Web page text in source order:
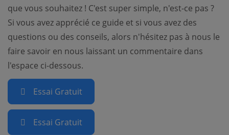
que vous souhaitez ! C'est super simple, n'est-ce pas ?
Si vous avez apprécié ce guide et si vous avez des
questions ou des conseils, alors n'hésitez pas à nous le
faire savoir en nous laissant un commentaire dans
l'espace ci-dessous.
Essai Gratuit
Essai Gratuit